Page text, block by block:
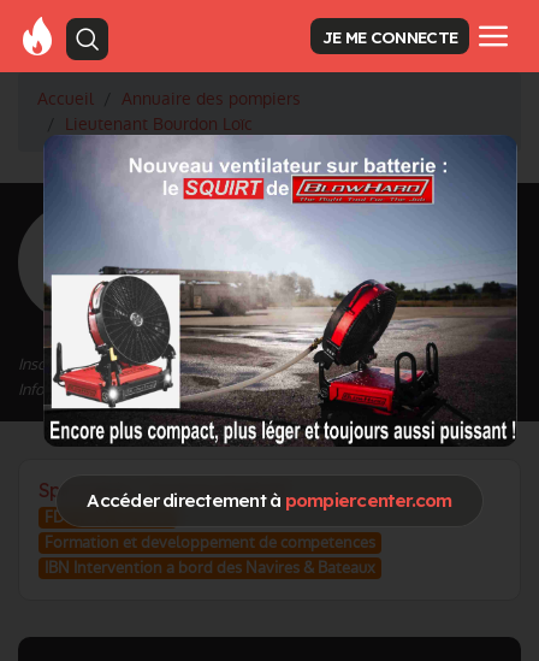
Accéder directement à pompiercenter.com
JE ME CONNECTE
Accueil
Annuaire des pompiers
Lieutenant Bourdon Loïc
Retour à la liste des pompiers
Bourdon Loïc
Grade : Lieutenant
Inscrit depuis le 25/02/2020 à 13:49
Informations mises à jour le 03/07/2024 à 09:28
Spécialités / Centres d'intérêt
FDF Feux de foret
Formation et developpement de competences
IBN Intervention a bord des Navires & Bateaux